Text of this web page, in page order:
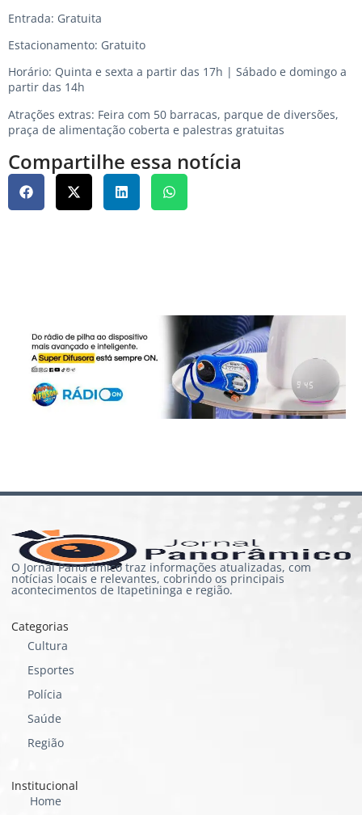
Entrada: Gratuita
Estacionamento: Gratuito
Horário: Quinta e sexta a partir das 17h | Sábado e domingo a
partir das 14h
Atrações extras: Feira com 50 barracas, parque de diversões,
praça de alimentação coberta e palestras gratuitas
Compartilhe essa notícia
O Jornal Panorâmico traz informações atualizadas, com
notícias locais e relevantes, cobrindo os principais
acontecimentos de Itapetininga e região.
Categorias
Cultura
Esportes
Polícia
Saúde
Região
Institucional
Home